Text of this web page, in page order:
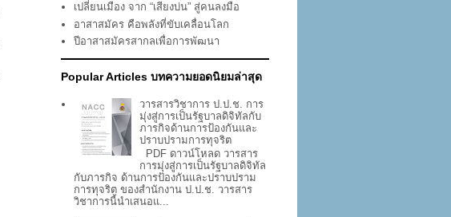
เปลี่ยนเมือง จาก “เสียงบ่น” สู่คนลงมือ
อาสาสมัคร คือพลังที่ขับเคลื่อนโลก
ปีอาสาสมัครสากลเพื่อการพัฒนา
Popular Articles บทความยอดนิยมล่าสุด
วารสารวิชาการ ป.ป.ช. การ
มุ่งสู่การเป็นรัฐบาลดิจิทัลกับ
ภารกิจด้านการป้องกันและ
ปราบปรามการทุจริต
PDF ดาวน์โหลด วารสาร
การมุ่งสู่การเป็นรัฐบาลดิจิทัล
กับภารกิจ ด้านการป้องกันและปราบปราม
การทุจริต ของสำนักงาน ป.ป.ช. วารสาร
วิชาการนี้นำเสนอแ...